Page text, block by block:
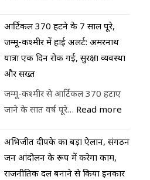
आर्टिकल 370 हटने के 7 साल पूरे,
जम्मू-कश्मीर में हाई अलर्ट: अमरनाथ
यात्रा एक दिन रोकी गई, सुरक्षा व्यवस्था
और सख्त
जम्मू-कश्मीर से आर्टिकल 370 हटाए
जाने के सात वर्ष पूरे… Read more
अभिजीत दीपके का बड़ा ऐलान, संगठन
जन आंदोलन के रूप में करेगा काम,
राजनीतिक दल बनाने से किया इनकार